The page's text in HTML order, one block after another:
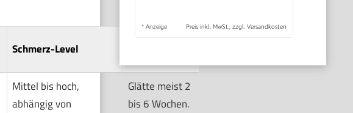
Schmerz-Level
Mittel bis hoch,
abhängig von
Glätte meist 2
bis 6 Wochen.
* Anzeige Preis inkl. MwSt., zzgl. Versandkosten